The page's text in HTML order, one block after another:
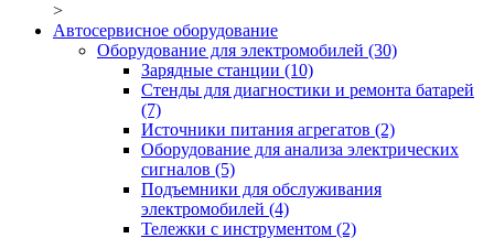
>
Автосервисное оборудование
Оборудование для электромобилей (30)
Зарядные станции (10)
Стенды для диагностики и ремонта батарей
(7)
Источники питания агрегатов (2)
Оборудование для анализа электрических
сигналов (5)
Подъемники для обслуживания
электромобилей (4)
Тележки с инструментом (2)